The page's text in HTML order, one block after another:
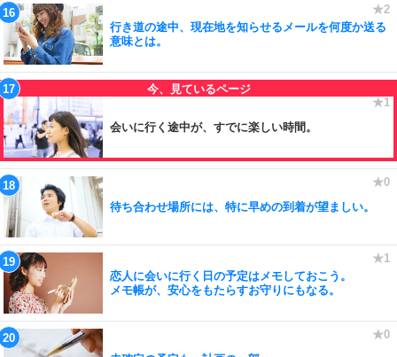
行き道の途中、現在地を知らせるメールを何度か送る
意味とは。
会いに行く途中が、すでに楽しい時間。
待ち合わせ場所には、特に早めの到着が望ましい。
恋人に会いに行く日の予定はメモしておこう。
メモ帳が、安心をもたらすお守りにもなる。